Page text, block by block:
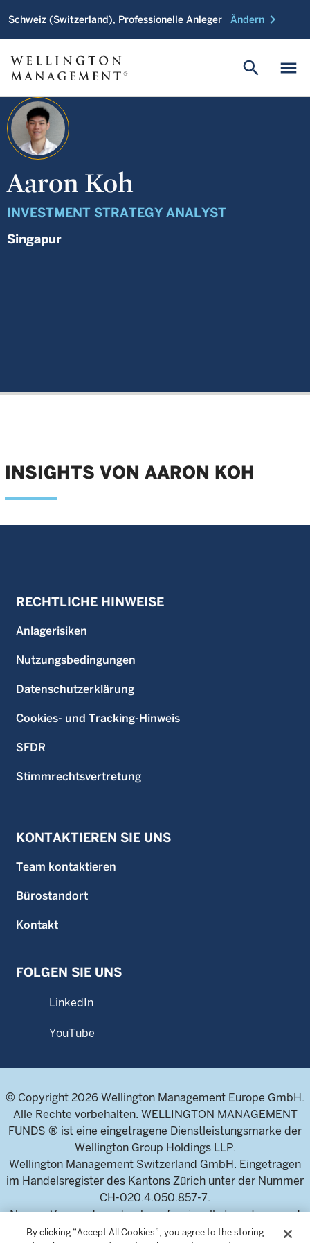
Schweiz (Switzerland), Professionelle Anleger Ändern chevron_right
menu
search
Aaron Koh
INVESTMENT STRATEGY ANALYST
Singapur
INSIGHTS VON AARON KOH
RECHTLICHE HINWEISE
Anlagerisiken
Nutzungsbedingungen
Datenschutzerklärung
Cookies- und Tracking-Hinweis
SFDR
Stimmrechtsvertretung
KONTAKTIEREN SIE UNS
Team kontaktieren
Bürostandort
Kontakt
FOLGEN SIE UNS
LinkedIn
YouTube
© Copyright 2026 Wellington Management Europe GmbH.
Alle Rechte vorbehalten. WELLINGTON MANAGEMENT
FUNDS ® ist eine eingetragene Dienstleistungsmarke der
Wellington Group Holdings LLP.
Wellington Management Switzerland GmbH. Eingetragen
im Handelsregister des Kantons Zürich unter der Nummer
CH-020.4.050.857-7.
Nur zur Verwendung durch professionelle Investoren und
Finanzintermediäre. Dieser Inhalt ist nicht für
By clicking “Accept All Cookies”, you agree to the storing